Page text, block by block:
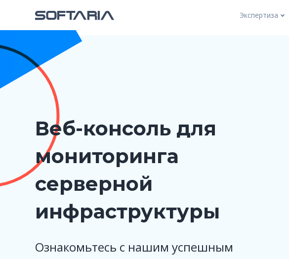
Экспертиза
Веб-консоль для
мониторинга
серверной
инфраструктуры
Ознакомьтесь с нашим успешным